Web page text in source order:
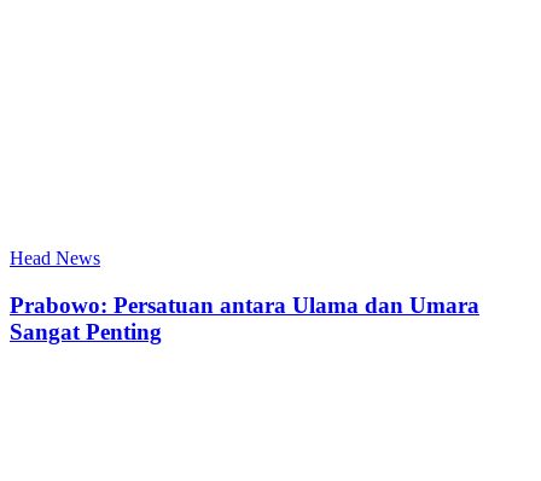
Head News
Prabowo: Persatuan antara Ulama dan Umara
Sangat Penting